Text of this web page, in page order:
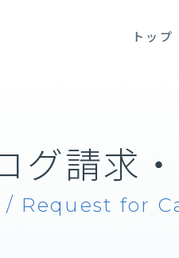
トップ
グ請求・
Request for